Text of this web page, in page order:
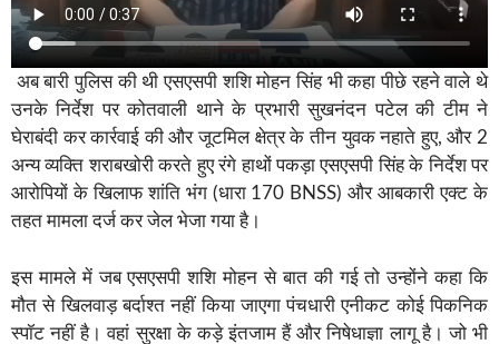
अब बारी पुलिस की थी एसएसपी शशि मोहन सिंह भी कहा पीछे रहने वाले थे
उनके निर्देश पर कोतवाली थाने के प्रभारी सुखनंदन पटेल की टीम ने
घेराबंदी कर कार्रवाई की और जूटमिल क्षेत्र के तीन युवक नहाते हुए, और 2
अन्य व्यक्ति शराबखोरी करते हुए रंगे हाथों पकड़ा एसएसपी सिंह के निर्देश पर
आरोपियों के खिलाफ शांति भंग (धारा 170 BNSS) और आबकारी एक्ट के
तहत मामला दर्ज कर जेल भेजा गया है।
इस मामले में जब एसएसपी शशि मोहन से बात की गई तो उन्होंने कहा कि
मौत से खिलवाड़ बर्दाश्त नहीं किया जाएगा पंचधारी एनीकट कोई पिकनिक
स्पॉट नहीं है। वहां सुरक्षा के कड़े इंतजाम हैं और निषेधाज्ञा लागू है। जो भी